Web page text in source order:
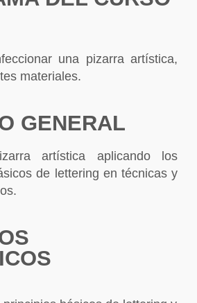
una pizarra artística,
materiales.
GENERAL
artística aplicando los
de lettering en técnicas y